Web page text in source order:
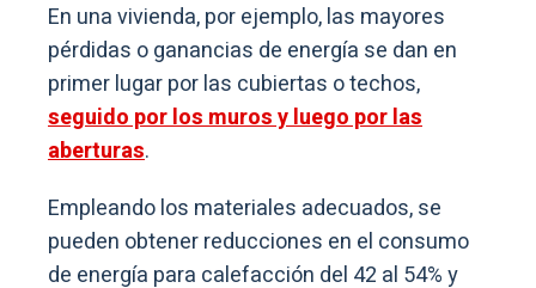
En una vivienda, por ejemplo, las mayores
pérdidas o ganancias de energía se dan en
primer lugar por las cubiertas o techos,
seguido por los muros y luego por las
aberturas.
Empleando los materiales adecuados, se
pueden obtener reducciones en el consumo
de energía para calefacción del 42 al 54% y